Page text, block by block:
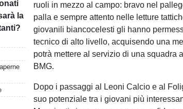
la
ruoli in mezzo al campo: bravo nel
palla e sempre attento nelle letture
giovanili biancocelesti gli hanno
tecnico di alto livello, acquisendo una
potrà mettere al servizio di una squadra
BMG.
Dopo i passaggi al Leoni Calcio e al
suo potenziale tra i giovani più